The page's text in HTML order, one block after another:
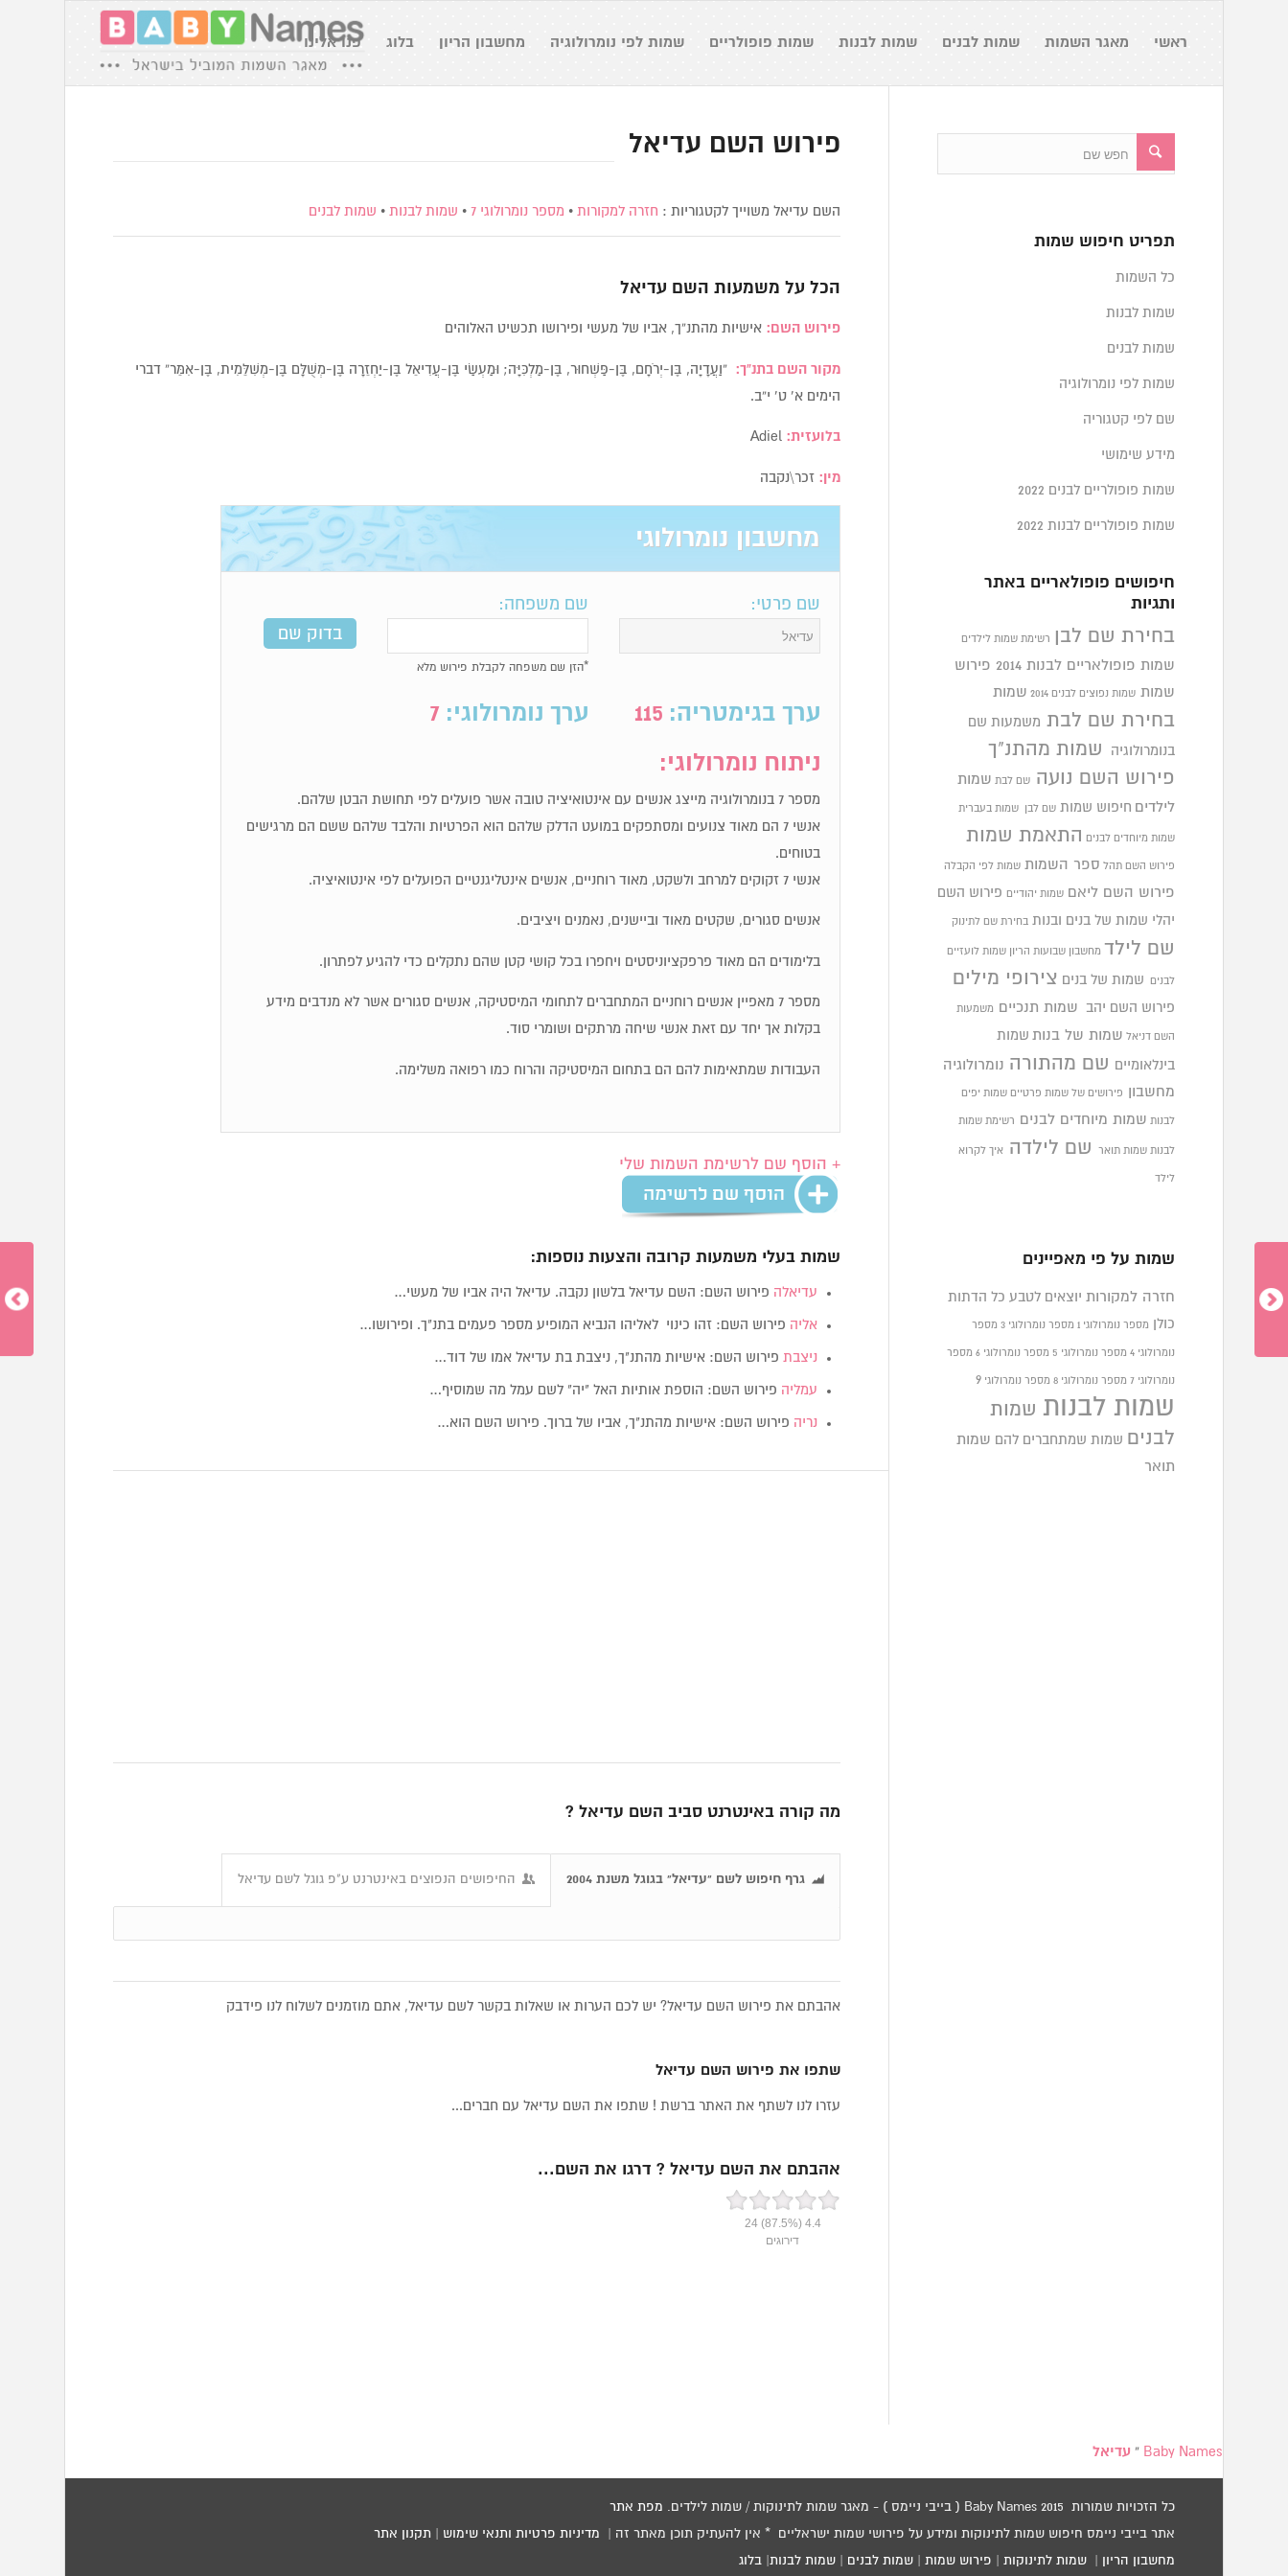
ראשי מאגר השמות שמות לבנים שמות לבנות שמות פופולריים שמות לפי נומרולוגיה מחשבון הריון בלוג פנו אלינו
פירוש השם עדיאל
השם עדיאל משוייך לקטגוריות : חזרה למקורות • מספר נומרולוגי 7 • שמות לבנות • שמות לבנים
הכל על משמעות השם עדיאל
פירוש השם: אישיות מהתנ”ך, אביו של מעשי ופירושו תכשיט האלוהים
מקור השם בתנ”ך: “וַעֲדָיָה, בֶּן-יְרֹחָם, בֶּן-פַּשְׁחוּר, בֶּן-מַלְכִּיָּה; וּמַעְשַׂי בֶּן-עֲדִיאֵל בֶּן-יַחְזֵרָה בֶּן-מְשֻׁלָּם בֶּן-מְשִׁלֵּמִית, בֶּן-אִמֵּר” דברי
הימים א’ ט’ י”ב.
בלועזית:
מין: זכר\נקבה
מחשבון נומרולוגי
שם פרטי: שם משפחה:
*הזן שם משפחה לקבלת פירוש מלא
ערך בגימטריה: 115 ערך נומרולוגי: 7
ניתוח נומרולוגי:
מספר 7 בנומרולוגיה מייצג אנשים עם אינטואיציה טובה אשר פועלים לפי תחושת הבטן שלהם.
אנשי 7 הם מאוד צנועים ומסתפקים במועט הדלק שלהם הוא הפרטיות והלבד שלהם ששם הם מרגישים
בטוחים.
אנשי 7 זקוקים למרחב ולשקט, מאוד רוחניים, אנשים אינטליגנטיים הפועלים לפי אינטואיציה.
אנשים סגורים, שקטים מאוד וביישנים, נאמנים ויציבים.
בלימודים הם מאוד פרפקציוניסטים ויחפרו בכל קושי קטן שהם נתקלים כדי להגיע לפתרון.
מספר 7 מאפיין אנשים רוחניים המתחברים לתחומי המיסטיקה, אנשים סגורים אשר לא מנדבים מידע
בקלות אך יחד עם זאת אנשי שיחה מרתקים ושומרי סוד.
העבודות שמתאימות להם הם בתחום המיסטיקה והרוח כמו רפואה משלימה.
+ הוסף שם לרשימת השמות שלי
שמות בעלי משמעות קרובה והצעות נוספות:
עדיאלה פירוש השם: השם עדיאל בלשון נקבה. עדיאל היה אביו של מעשי…
אליה פירוש השם: זהו כינוי לאליהו הנביא המופיע מספר פעמים בתנ"ך. ופירושו…
ניצבת פירוש השם: אישיות מהתנ"ך, ניצבת בת עדיאל אמו של דוד…
עמליה פירוש השם: הוספת אותיות האל "יה" לשם עמל מה שמוסיף…
נריה פירוש השם: אישיות מהתנ"ך, אביו של ברוך. פירוש השם הוא…
מה קורה באינטרנט סביב השם עדיאל ?
גרף חיפוש לשם "עדיאל" בגוגל משנת 2004 החיפושים הנפוצים באינטרנט ע"פ גוגל לשם עדיאל
אהבתם את פירוש השם עדיאל? יש לכם הערות או שאלות בקשר לשם עדיאל, אתם מוזמנים לשלוח לנו פידבק
שתפו את פירוש השם עדיאל
עזרו לנו לשתף את האתר ברשת ! שתפו את השם עדיאל עם חברים...
אהבתם את השם עדיאל ? דרגו את השם...
4.4
(87.5%)
24
דירוגים
תפריט חיפוש שמות
כל השמות
שמות לבנות
שמות לבנים
שמות לפי נומרולוגיה
שם לפי קטגוריה
מידע שימושי
שמות פופולריים לבנים 2022
שמות פופולריים לבנות 2022
חיפושים פופולאריים באתר
ותגיות
בחירת שם לבן רשימת שמות לילדים
שמות פופולאריים לבנות 2014 פירוש
שמות שמות נפוצים לבנים 2014 שמות
בחירת שם לבת משמעות שם
בנומרולוגיה
שמות מהתנ"ך
פירוש השם נועה
שם לבת שמות
לילדים חיפוש שמות שם לבן שמות בעברית
שמות מיוחדים לבנים התאמת שמות
פירוש השם תהל ספר השמות שמות לפי הקבלה
פירוש השם ליאם שמות יהודיים פירוש השם
יהלי שמות של בנים ובנות בחירת שם לתינוק
שם לילד מחשבון שבועות הריון שמות לועזיים
לבנים שמות של בנים צירופי מילים
פירוש השם יהב שמות תנכיים משמעות
השם דניאל שמות של בנות שמות
בינלאומיים שם מהתורה נומרולוגיה
מחשבון פירושים של שמות פרטיים שמות יפים
לבנות שמות מיוחדים לבנים רשימת שמות
לבנות שמות תואר שם לילדה איך לקרוא
לילד
שמות על פי מאפיינים
חזרה למקורות יוצאים לטבע כל הדתות
כולן מספר נומרולוגי 1 מספר נומרולוגי 3 מספר
נומרולוגי 4 מספר נומרולוגי 5 מספר נומרולוגי 6 מספר
נומרולוגי 7 מספר נומרולוגי 8 מספר נומרולוגי9
שמות לבנות שמות
לבנים
שמות שמתחברים להם שמות
תואר
Baby Names
» עדיאל
כל הזכויות שמורות 2015 Baby Names ( בייבי ניימס ) - מאגר שמות לתינוקות / שמות לילדים. מפת אתר
אתר בייבי ניימס חיפוש שמות לתינוקות ומידע על פירושי שמות ישראליים * אין להעתיק תוכן מאתר זה | מדיניות פרטיות ותנאי שימוש תקנון אתר
מחשבון הריון |שמות לתינוקות פירוש שמות |שמות לבנים |שמות לבנות בלוג